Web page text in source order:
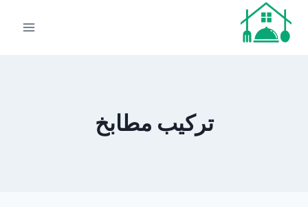
التجاوز
المحتوى
تركيب مطابخ